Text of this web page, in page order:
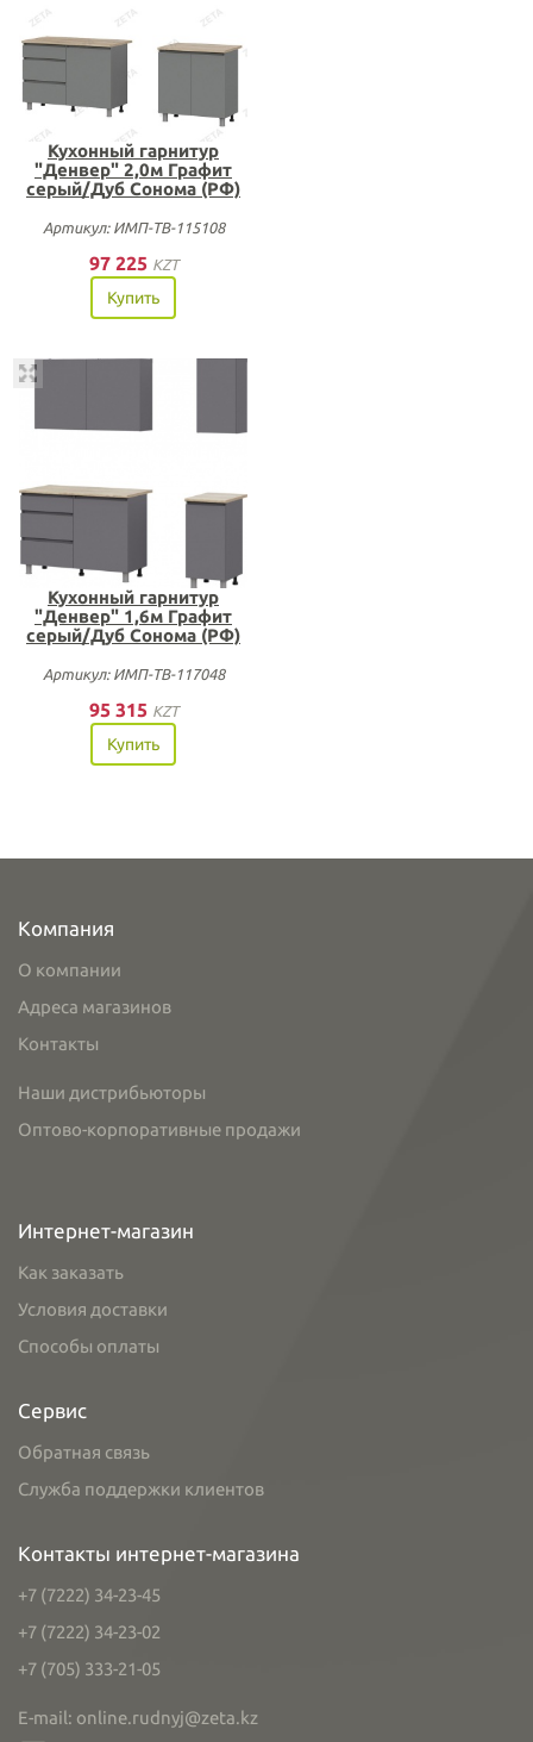
Кухонный гарнитур
"Денвер" 2,0м Графит
серый/Дуб Сонома (РФ)
Артикул: ИМП-ТВ-115108
97 225 KZT
Купить
Кухонный гарнитур
"Денвер" 1,6м Графит
серый/Дуб Сонома (РФ)
Артикул: ИМП-ТВ-117048
95 315 KZT
Купить
Компания
О компании
Адреса магазинов
Контакты
Наши дистрибьюторы
Оптово-корпоративные продажи
Интернет-магазин
Как заказать
Условия доставки
Способы оплаты
Сервис
Обратная связь
Служба поддержки клиентов
Контакты интернет-магазина
+7 (7222) 34-23-45
+7 (7222) 34-23-02
+7 (705) 333-21-05
E-mail: online.rudnyj@zeta.kz